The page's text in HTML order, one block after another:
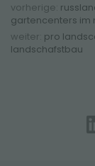
vorherige:
gartencenters im
weiter: pro
landschafstbau